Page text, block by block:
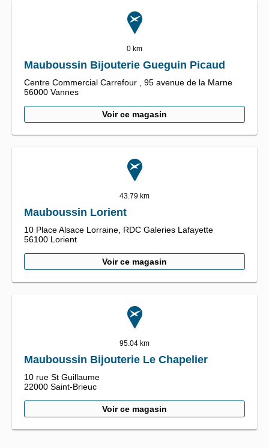
0 km
Mauboussin Bijouterie Gueguin Picaud
Centre Commercial Carrefour , 95 avenue de la Marne
56000 Vannes
Voir ce magasin
43.79 km
Mauboussin Lorient
10 Place Alsace Lorraine, RDC Galeries Lafayette
56100 Lorient
Voir ce magasin
95.04 km
Mauboussin Bijouterie Le Chapelier
10 rue St Guillaume
22000 Saint-Brieuc
Voir ce magasin